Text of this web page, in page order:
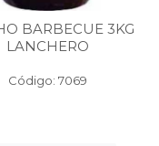
BARBECUE 3KG
LANCHERO
Código: 7069